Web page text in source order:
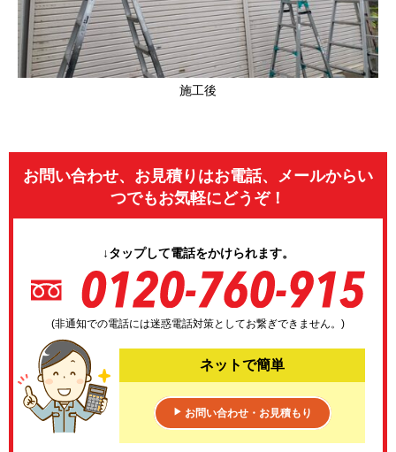
施工後
お問い合わせ、お見積りはお電話、メールからい
つでもお気軽にどうぞ！
↓タップして電話をかけられます。
(非通知での電話には迷惑電話対策としてお繋ぎできません。)
ネットで簡単
▶ お問い合わせ・お見積もり